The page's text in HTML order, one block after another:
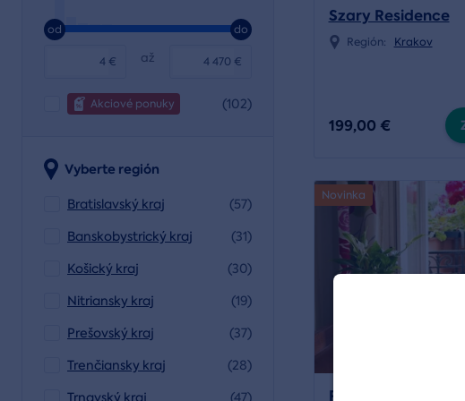
od do
€ €
až
Akciové ponuky (102)
Vyberte región
Bratislavský kraj
(57)
Banskobystrický kraj
(31)
Košický kraj
(30)
Nitriansky kraj
(19)
Prešovský kraj
(37)
Trenčiansky kraj
(28)
Trnavský kraj
(47)
Szary Residence
Región: Krakov
199,00 €
Novinka
Romantický